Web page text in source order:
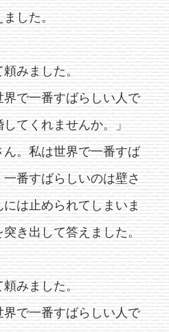
した。
みました。
界で一番すばらしい人で
てくれませんか。」
ん。私は世界で一番すば
番すばらしいのは壁さ
は止められてしまいま
き出して答えました。
みました。
界で一番すばらしい人で